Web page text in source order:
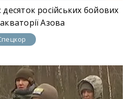
російських бойових
Азова